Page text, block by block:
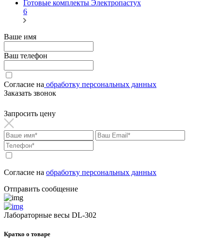
Готовые комплекты Электропастух
6
Ваше имя
Ваш телефон
Согласие на обработку персональных данных
Заказать звонок
Запросить цену
Согласие на обработку персональных данных
Отправить сообщение
Лабораторные весы DL-302
Кратко о товаре